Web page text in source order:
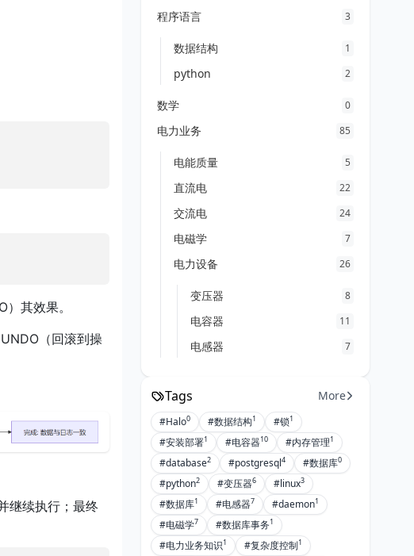
其效果。
（回滚到操
继续执行；最终
程序语言 3
数据结构 1
python 2
数学 0
电力业务 85
电能质量 5
直流电 22
交流电 24
电磁学 7
电力设备 26
变压器 8
电容器 11
电感器 7
Tags More
#Halo0 #数据结构1 #锁1
#安装部署1 #电容器10 #内存管理1
#database2 #postgresql4 #数据库0
#python2 #变压器6 #linux3
#数据库1 #电感器7 #daemon1
#电磁学7 #数据库事务1
#电力业务知识1 #复杂度控制1